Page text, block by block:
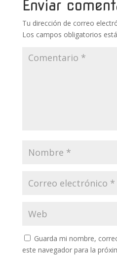
k
Enviar
Tu dirección de correo
Los campos obligatorios
Guarda mi nombre,
este navegador para la